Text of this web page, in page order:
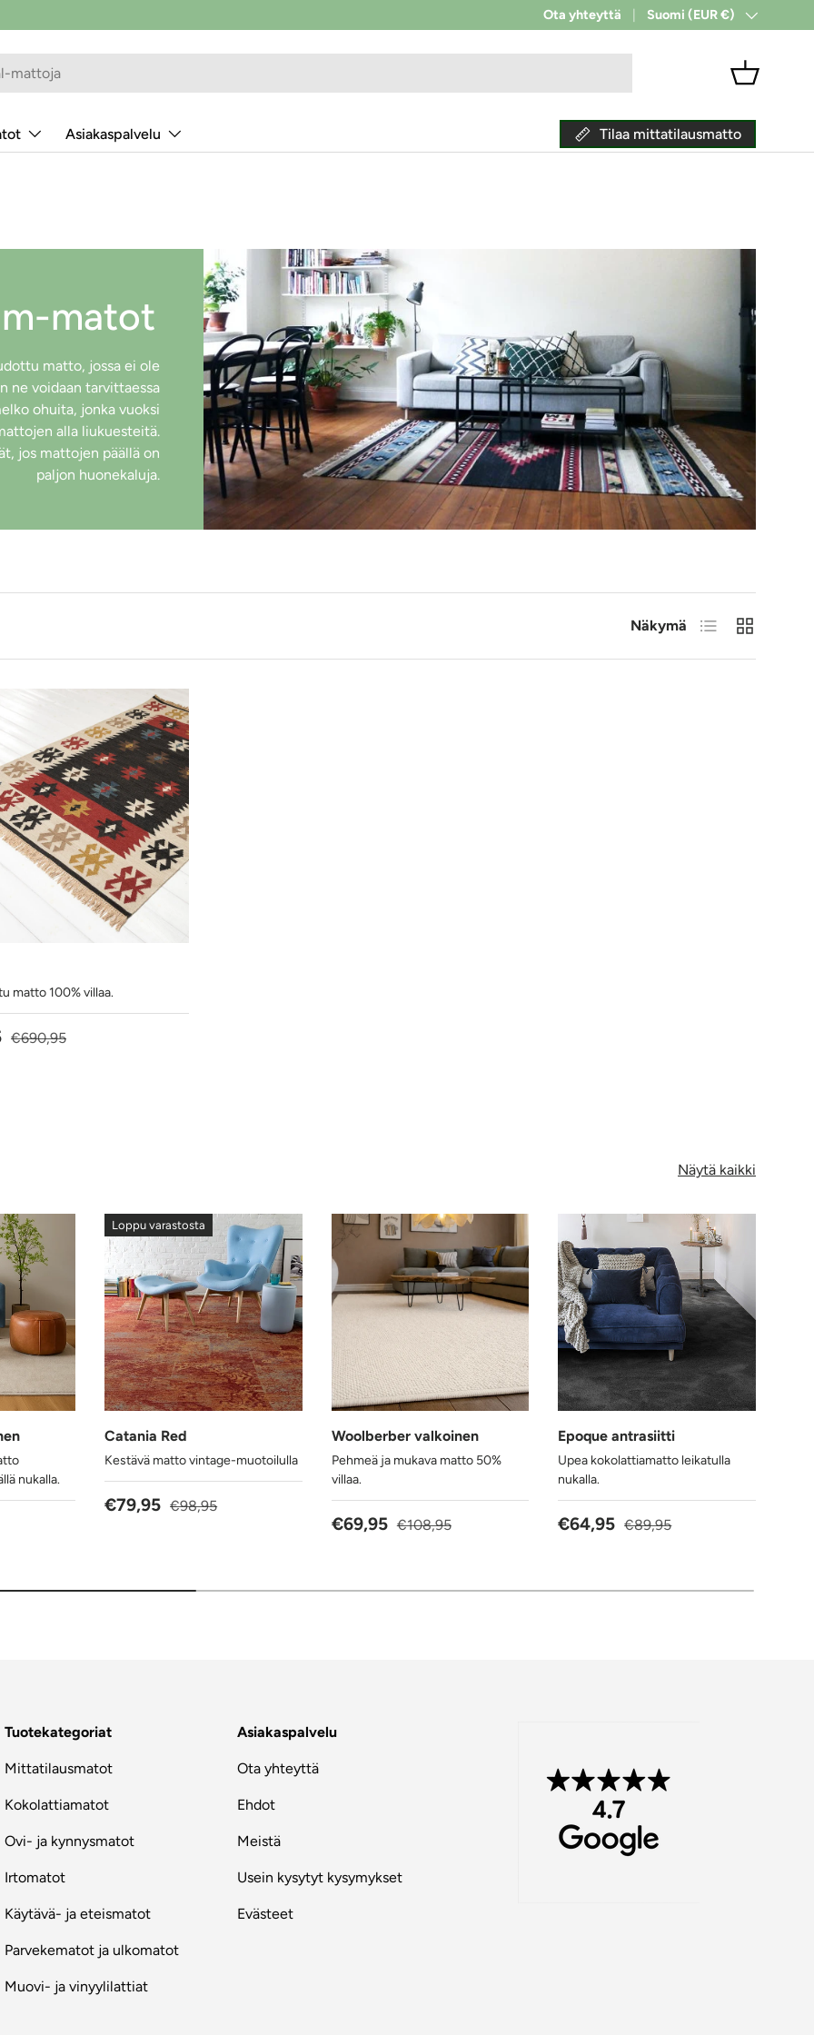
✔ Toimitus alkaen 9 €
Ota yhteyttä Maa/alue
Suomi (EUR €)
Kori
Asiakaspalvelu Tilaa mittatilausmatto
matot
matto, jossa ei ole
ne voidaan tarvittaessa
ohuita, jonka vuoksi
alla liukuesteitä.
jos mattojen päällä on
paljon huonekaluja.
Näkymä LuetteloRUUDUKKO
matto 100% villaa.
Normaalihinta
€690,95
Näytä kaikki
nukalla.
Loppu varastosta
Catania Red
Kestävä matto vintage-muotoilulla
Alennushinta
€79,95 Normaalihinta
€98,95
Woolberber valkoinen
Pehmeä ja mukava matto 50%
villaa.
Alennushinta
€69,95 Normaalihinta
€108,95
Epoque antrasiitti
Upea kokolattiamatto leikatulla
nukalla.
Alennushinta
€64,95 Normaalihinta
€89,95
Tuotekategoriat
Mittatilausmatot
Kokolattiamatot
Ovi- ja kynnysmatot
Irtomatot
Käytävä- ja eteismatot
Parvekematot ja ulkomatot
Muovi- ja vinyylilattiat
Asiakaspalvelu
Ota yhteyttä
Ehdot
Meistä
Usein kysytyt kysymykset
Evästeet